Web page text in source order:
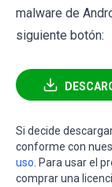
malware de
siguiente botón:
Si decide
conforme con
uso. Para usar el
comprar una